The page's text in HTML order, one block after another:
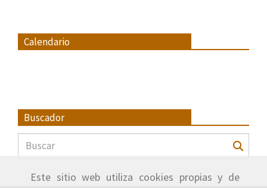
Este sitio web utiliza cookies propias y de
Calendario
Buscador